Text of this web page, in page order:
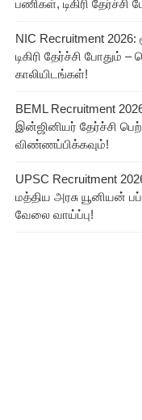
பணிகள், டிகிரி தேர்ச்சி
NIC Recruitment
டிகிரி தேர்ச்சி போதும்
காலியிடங்கள்!
BEML Recruitment
இன்ஜினியர் தேர்ச்சி
விண்ணப்பிக்கவும்!
UPSC Recruitment
மத்திய அரசு யூனியன்
வேலை வாய்ப்பு!